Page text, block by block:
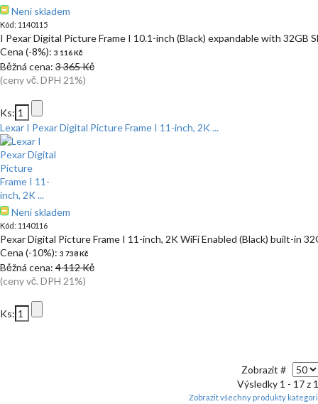
Není skladem
Kód: 1140115
I Pexar Digital Picture Frame I 10.1-inch (Black) expandable with 32GB
Cena (-8%): 3 116 Kč
Běžná cena: 3 365 Kč
(ceny vč. DPH 21%)
Ks:
Lexar I Pexar Digital Picture Frame I 11-inch, 2K ...
Není skladem
Kód: 1140116
Pexar Digital Picture Frame I 11-inch, 2K WiFi Enabled (Black) built-in
Cena (-10%): 3 738 Kč
Běžná cena: 4 112 Kč
(ceny vč. DPH 21%)
Ks:
Zobrazit #
Výsledky 1 - 17 z
Zobrazit všechny produkty